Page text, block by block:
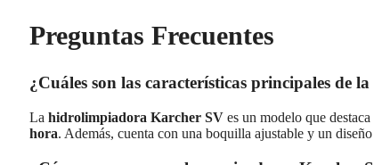
Preguntas Frecuentes
¿Cuáles son las características principales de
La hidrolimpiadora Karcher SV es un modelo que
hora. Además, cuenta con una boquilla ajustable y un